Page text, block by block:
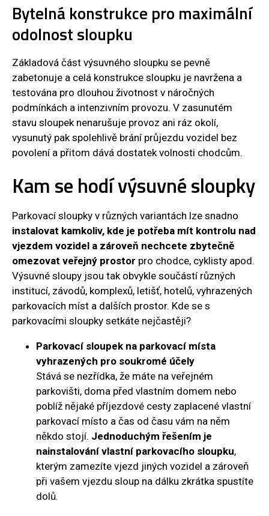
Bytelná konstrukce pro maximální
odolnost sloupku
Základová část výsuvného sloupku se pevně
zabetonuje a celá konstrukce sloupku je navržena a
testována pro dlouhou životnost v náročných
podmínkách a intenzivním provozu. V zasunutém
stavu sloupek nenarušuje provoz ani ráz okolí,
vysunutý pak spolehlivě brání průjezdu vozidel bez
povolení a přitom dává dostatek volnosti chodcům.
Kam se hodí výsuvné sloupky
Parkovací sloupky v různých variantách lze snadno
instalovat kamkoliv, kde je potřeba mít kontrolu nad
vjezdem vozidel a zároveň nechcete zbytečně
omezovat veřejný prostor pro chodce, cyklisty apod.
Výsuvné sloupy jsou tak obvykle součástí různých
institucí, závodů, komplexů, letišť, hotelů, vyhrazených
parkovacích míst a dalších prostor. Kde se s
parkovacími sloupky setkáte nejčastěji?
Parkovací sloupek na parkovací místa
vyhrazených pro soukromé účely
Stává se nezřídka, že máte na veřejném
parkovišti, doma před vlastním domem nebo
poblíž nějaké příjezdové cesty zaplacené vlastní
parkovací místo a čas od času vám na něm
někdo stojí. Jednoduchým řešením je
nainstalování vlastní parkovacího sloupku,
kterým zamezíte vjezd jiných vozidel a zároveň
při vašem vjezdu sloup na dálku zkrátka spustíte
dolů.